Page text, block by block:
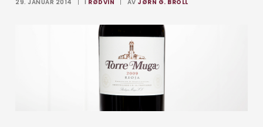
29. JANUAR 2014 | I RØDVIN | AV JØRN G. BROLL